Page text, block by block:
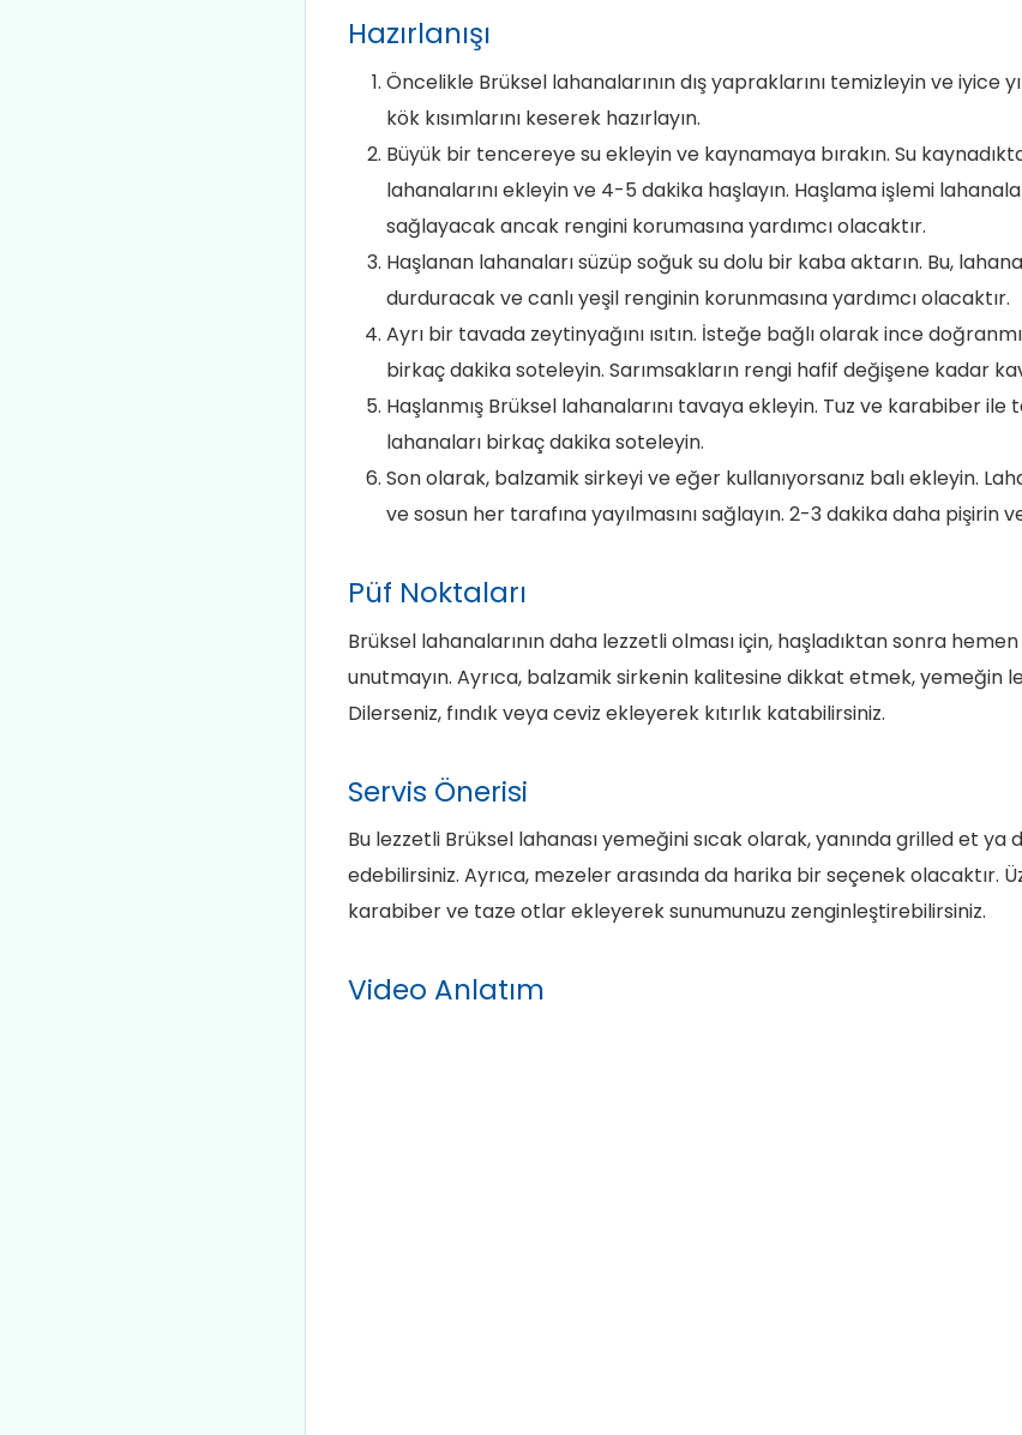
Hazırlanışı
Öncelikle Brüksel lahanalarının dış yapraklarını temizleyin ve iyice
kök kısımlarını keserek hazırlayın.
Büyük bir tencereye su ekleyin ve kaynamaya bırakın. Su
lahanalarını ekleyin ve 4-5 dakika haşlayın. Haşlama işlemi
sağlayacak ancak rengini korumasına yardımcı olacaktır.
Haşlanan lahanaları süzüp soğuk su dolu bir kaba aktarın. Bu,
durduracak ve canlı yeşil renginin korunmasına yardımcı olacaktır.
Ayrı bir tavada zeytinyağını ısıtın. İsteğe bağlı olarak ince
birkaç dakika soteleyin. Sarımsakların rengi hafif değişene kadar
Haşlanmış Brüksel lahanalarını tavaya ekleyin. Tuz ve karabiber ile
lahanaları birkaç dakika soteleyin.
Son olarak, balzamik sirkeyi ve eğer kullanıyorsanız balı ekleyin.
ve sosun her tarafına yayılmasını sağlayın. 2-3 dakika daha pişirin
Püf Noktaları
Brüksel lahanalarının daha lezzetli olması için, haşladıktan sonra
unutmayın. Ayrıca, balzamik sirkenin kalitesine dikkat etmek, yemeğin
Dilerseniz, fındık veya ceviz ekleyerek kıtırlık katabilirsiniz.
Servis Önerisi
Bu lezzetli Brüksel lahanası yemeğini sıcak olarak, yanında grilled et ya
edebilirsiniz. Ayrıca, mezeler arasında da harika bir seçenek olacaktır.
karabiber ve taze otlar ekleyerek sunumunuzu zenginleştirebilirsiniz.
Video Anlatım